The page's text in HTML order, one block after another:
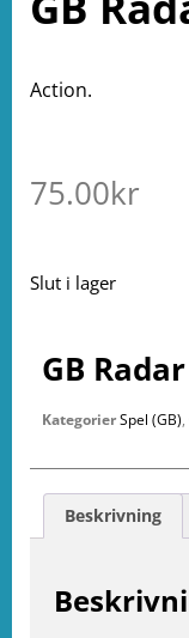
Action.
75.00kr
Slut i lager
GB
KategorierSpel (GB),
Beskrivning